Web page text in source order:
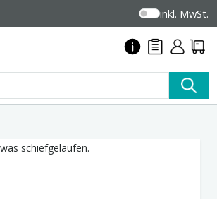
inkl. MwSt.